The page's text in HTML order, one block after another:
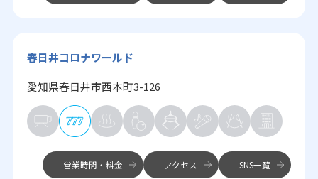
春日井コロナワールド
愛知県春日井市西本町3-126
営業時間・料金 アクセス SNS一覧